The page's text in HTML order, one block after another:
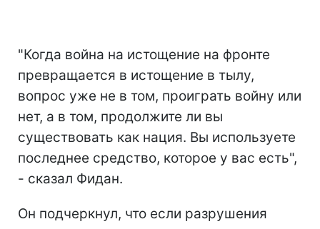
"Когда война на истощение на фронте
превращается в истощение в тылу,
вопрос уже не в том, проиграть войну или
нет, а в том, продолжите ли вы
существовать как нация. Вы используете
последнее средство, которое у вас есть",
- сказал Фидан.
Он подчеркнул, что если разрушения